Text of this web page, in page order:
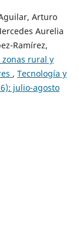
Arturo
Aurelia
Ramírez,
rural y
, Tecnología y
julio-agosto